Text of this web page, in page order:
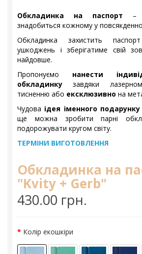
Обкладинка на паспорт –
знадобиться кожному у
Обкладинка захистить
ушкоджень і зберігатиме свій
найдовше.
Пропонуємо нанести
обкладинку завдяки
тисненню або ексклюзивно на
Чудова ідея іменного
ще можна зробити парні
подорожувати кругом світу.
ТЕРМІНИ ВИГОТОВЛЕННЯ
Обкладинка на
"Kvity + Gerb"
430.00 грн.
Колір екошкіри